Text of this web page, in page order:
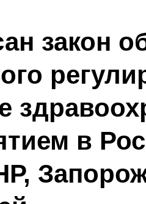
закон
в